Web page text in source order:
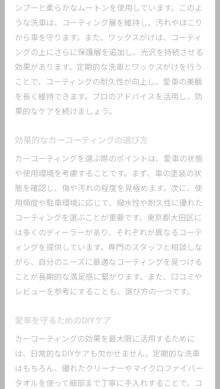
ンプーと柔らかなムートンを使用しています。このよ
うな洗車は、コーティング層を維持し、汚れやほこり
から車を守ります。また、ワックスがけは、コーティ
ングの上にさらに保護層を追加し、光沢を持続させる
効果があります。定期的な洗車とワックスがけを行う
ことで、コーティングの耐久性が向上し、愛車の美観
を長く維持できます。プロのアドバイスを活用し、効
果的なケアを続けましょう。
効果的なカーコーティングの選び方
カーコーティングを選ぶ際のポイントは、愛車の状態
や使用環境を考慮することです。まず、車の塗装の状
態を確認し、傷や汚れの程度を見極めます。次に、使
用頻度や駐車環境に応じて、撥水性や耐久性に優れた
コーティングを選ぶことが重要です。東京都大田区に
は多くのディーラーがあり、それぞれが異なるコーテ
ィングを提供しています。専門のスタッフと相談しな
がら、自分のニーズに最適なコーティングを見つける
ことが長期的な満足感に繋がります。また、口コミや
レビューを参考にすることも、選び方の一つです。
愛車を守るためのDIYケア
カーコーティングの効果を最大限に活用するために
は、日常的なDIYケアも欠かせません。定期的な洗車
はもちろん、優れたクリーナーやマイクロファイバー
タオルを使って細部まで丁寧に手入れすることで、コ